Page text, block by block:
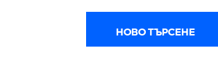
НОВО ТЪРСЕНЕ